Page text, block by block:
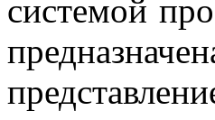
системой